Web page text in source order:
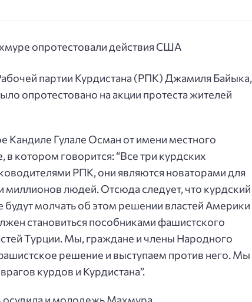
партии Курдистана (РПК) Джамиля Байыка,
опротестовано на акции протеста жителей
Кандиле Гулале Осман от имени местного
в котором говорится: “Все три курдских
РПК, они являются новаторами для
миллионов людей. Отсюда следует, что курдский
молчать об этом решении властей Америки
становиться пособниками фашистского
Турции. Мы, граждане и члены Народного
решение и выступаем против него. Мы
курдов и Курдистана”.